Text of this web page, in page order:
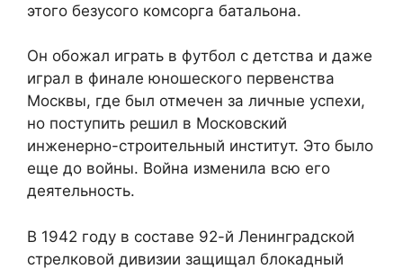
этого безусого комсорга батальона.
Он обожал играть в футбол с детства и даже
играл в финале юношеского первенства
Москвы, где был отмечен за личные успехи,
но поступить решил в Московский
инженерно-строительный институт. Это было
еще до войны. Война изменила всю его
деятельность.
В 1942 году в составе 92-й Ленинградской
стрелковой дивизии защищал блокадный